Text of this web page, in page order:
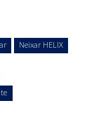
Neixar HELIX